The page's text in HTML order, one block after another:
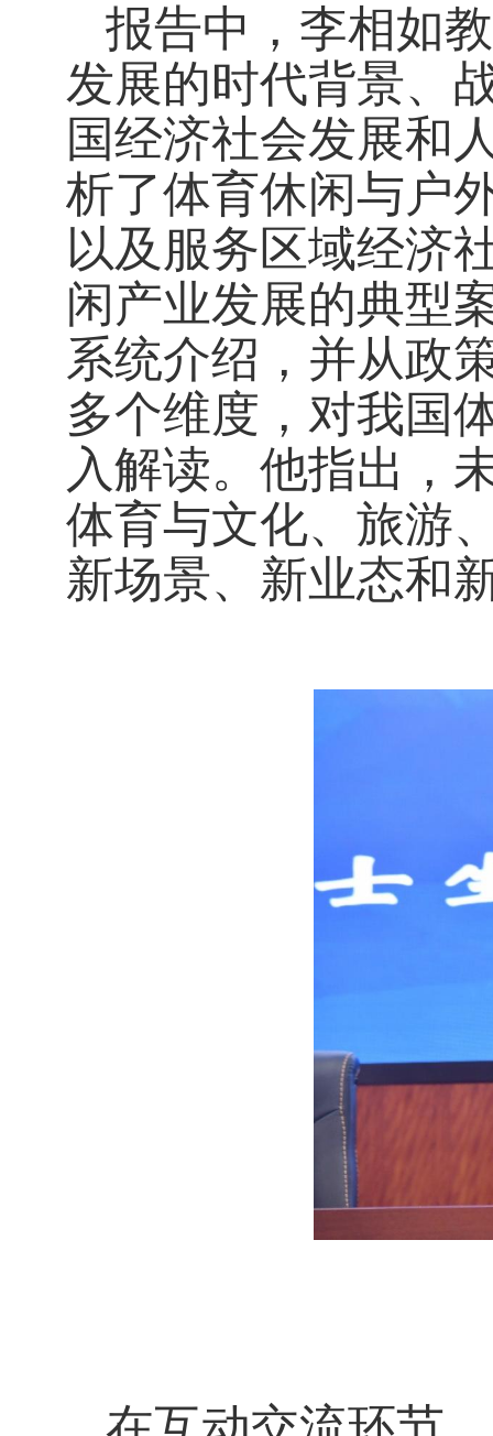
报告中，李相如
发展的时代背景、
国经济社会发展和
析了体育休闲与户
以及服务区域经济
闲产业发展的典型
系统介绍，并从政
多个维度，对我国
入解读。他指出，
体育与文化、旅游
新场景、新业态和